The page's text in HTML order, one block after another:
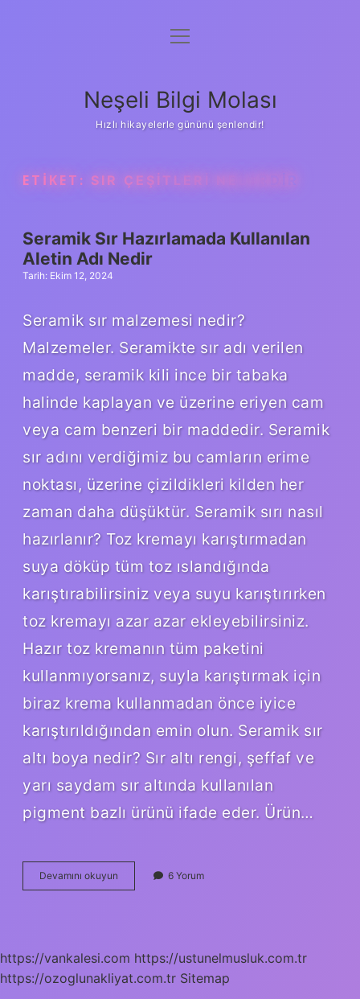
Anasayfa
Yasal Uyarı
menüyü
Neşeli Bilgi Molası
Hızlı hikayelerle gününü şenlendir!
ETIKET: SIR ÇEŞITLERI NELERDIR
Seramik Sır Hazırlamada Kullanılan
Aletin Adı Nedir
Tarih: Ekim 12, 2024
Seramik sır malzemesi nedir?
Malzemeler. Seramikte sır adı verilen
madde, seramik kili ince bir tabaka
halinde kaplayan ve üzerine eriyen cam
veya cam benzeri bir maddedir. Seramik
sır adını verdiğimiz bu camların erime
noktası, üzerine çizildikleri kilden her
zaman daha düşüktür. Seramik sırı nasıl
hazırlanır? Toz kremayı karıştırmadan
suya döküp tüm toz ıslandığında
karıştırabilirsiniz veya suyu karıştırırken
toz kremayı azar azar ekleyebilirsiniz.
Hazır toz kremanın tüm paketini
kullanmıyorsanız, suyla karıştırmak için
biraz krema kullanmadan önce iyice
karıştırıldığından emin olun. Seramik sır
altı boya nedir? Sır altı rengi, şeffaf ve
yarı saydam sır altında kullanılan
pigment bazlı ürünü ifade eder. Ürün…
Devamını okuyun Seramik
Sır
Nedir
6 Yorum
https://vankalesi.com https://ustunelmusluk.com.tr
https://ozoglunakliyat.com.tr Sitemap